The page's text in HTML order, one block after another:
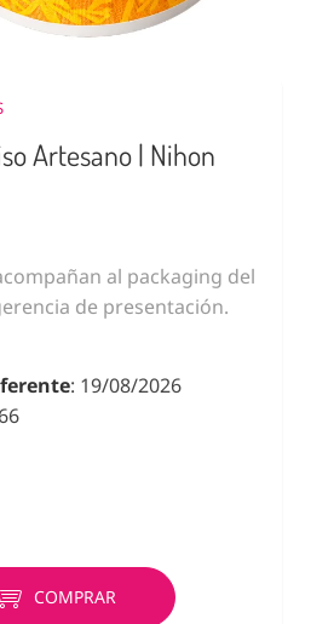
Artesano | Nihon
al packaging del
de presentación.
: 19/08/2026
COMPRAR